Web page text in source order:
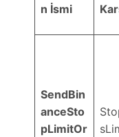
n İsmi
SendBin
anceSto
pLimitOr